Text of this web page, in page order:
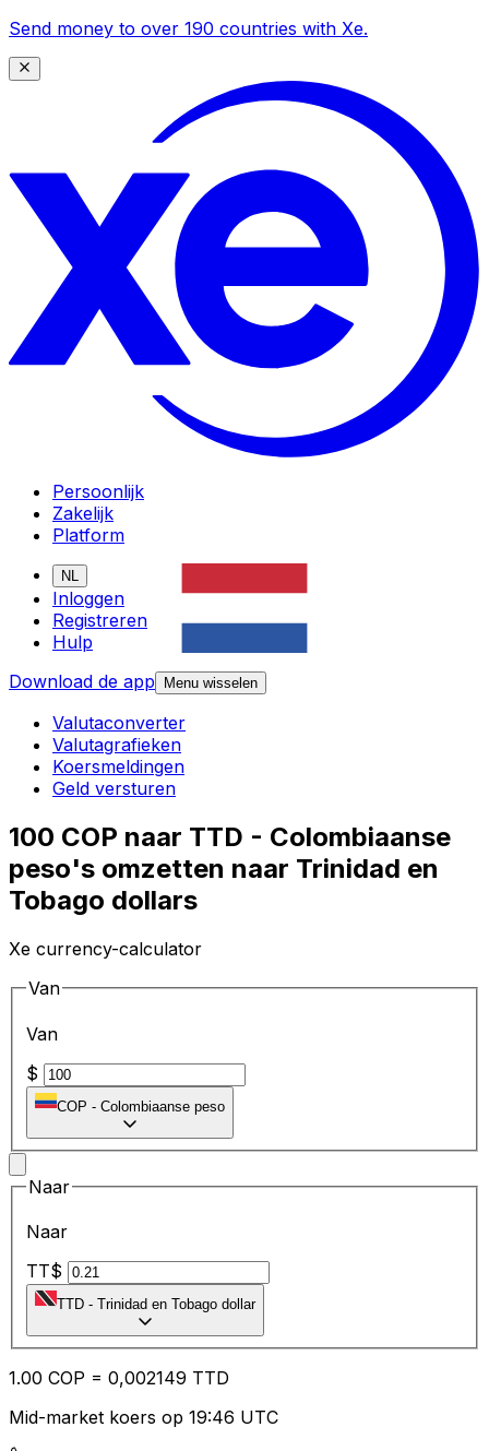
Send money to over 190 countries with Xe.
Persoonlijk
Zakelijk
Platform
NL
Inloggen
Registreren
Hulp
Download de app
Menu wisselen
Valutaconverter
Valutagrafieken
Koersmeldingen
Geld versturen
100 COP naar TTD - Colombiaanse
peso's omzetten naar Trinidad en
Tobago dollars
Xe currency-calculator
Van
Van
$
COP - Colombiaanse peso
Naar
Naar
TT$
TTD - Trinidad en Tobago dollar
1.00 COP = 0,002149 TTD
Mid-market koers op 19:46 UTC